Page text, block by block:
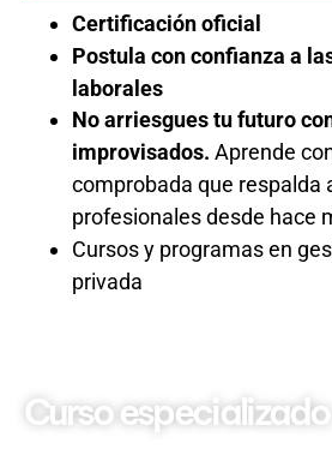
Certificación oficial
Postula con confianza a
laborales
No arriesgues tu futuro
improvisados. Aprende
comprobada que respalda
profesionales desde hace
Cursos y programas en
privada
Curso especializado